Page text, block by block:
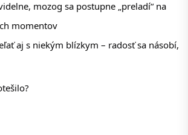
mozog sa postupne „preladí“ na
momentov
aj s niekým blízkym – radosť sa násobí,